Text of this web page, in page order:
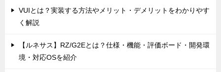
VUIとは？実装する方法やメリット・デメリットをわかりやす
く解説
【ルネサス】RZ/G2Eとは？仕様・機能・評価ボード・開発環
境・対応OSを紹介